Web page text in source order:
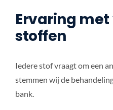
Ervaring
stoffen
Iedere stof vraagt om een
stemmen wij de
bank.